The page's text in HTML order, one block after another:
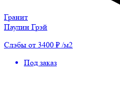
Гранит
Паулин Грэй
Слэбы от 3400 ₽ /м2
Под заказ